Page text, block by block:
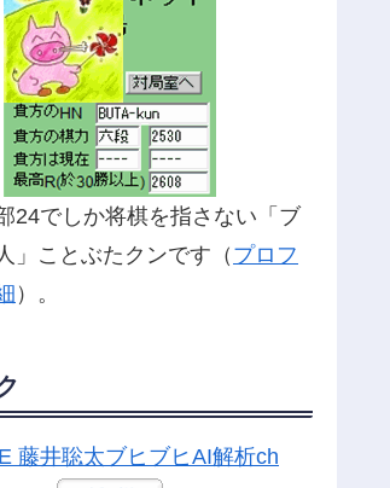
24でしか将棋を指さない「ブ
」ことぶたクンです（ プロフ
）。
藤井聡太ブヒブヒAI解析ch